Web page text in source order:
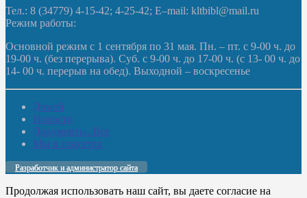
Тел.: 8 (34779) 4-15-42; 4-25-42; E–mail: kltbibl@mail.ru
Режим работы:
Основной режим с 1 сентября по 31 мая. Пн. – пт. с 9-00 ч. до
19-00 ч. (без перерыва). Суб. с 9-00 ч. до 17-00 ч. (с 13- 00 ч. до
14- 00 ч. перерыв на обед). Выходной – воскресенье
Домой
Новости
Документы. Все
Мы в соцсетях
Разработчик и администратор сайта
Продолжая использовать наш сайт, вы даете согласие на